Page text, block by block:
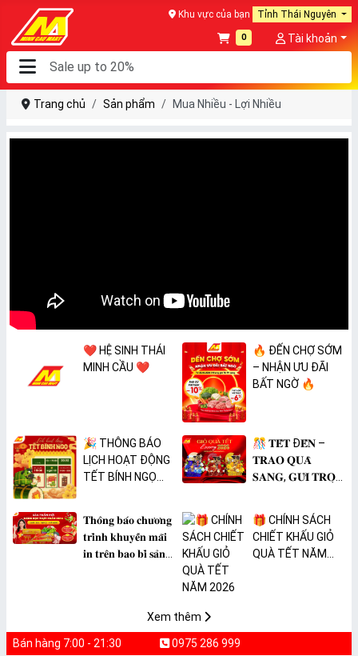
Khu vực của bạn Tỉnh Thái Nguyên
0 Tài khoản
Trang chủ Sản phẩm Mua Nhiều - Lợi Nhiều
❤️ HỆ SINH THÁI
MINH CẦU ❤️
🔥 ĐẾN CHỢ SỚM
– NHẬN ƯU ĐÃI
BẤT NGỜ 🔥
🎉 THÔNG BÁO
LỊCH HOẠT ĐỘNG
TẾT BÍNH NGỌ
🎊 𝐓𝐄̂́𝐓 Đ𝐄̂́𝐍 –
𝐓𝐑𝐀𝐎 𝐐𝐔𝐀̀
𝐒𝐀𝐍𝐆, 𝐆𝐔̛̉𝐈 𝐓𝐑𝐎̣𝐍
𝐓𝐡𝐨̂𝐧𝐠 𝐛𝐚́𝐨 𝐜𝐡𝐮̛𝐨̛𝐧𝐠
𝐭𝐫𝐢̀𝐧𝐡 𝐤𝐡𝐮𝐲𝐞̂́𝐧 𝐦𝐚̃𝐢
𝐢𝐧 𝐭𝐫𝐞̂𝐧 𝐛𝐚𝐨 𝐛𝐢̀ 𝐬𝐚̉𝐧
🎁 CHÍNH SÁCH
CHIẾT KHẤU GIỎ
QUÀ TẾT NĂM
Xem thêm
Bán hàng 7:00 - 21:30 0975 286 999